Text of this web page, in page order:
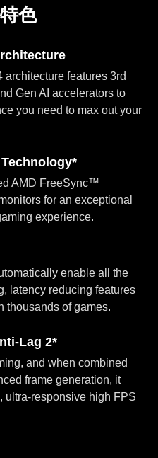
色
features 3rd
Gen AI accelerators to
you need to max out your
AMD FreeSync™
for an exceptional
experience.
enable all the
latency reducing features
thousands of games.
Lag 2*
and when combined
frame generation, it
ultra-responsive high FPS